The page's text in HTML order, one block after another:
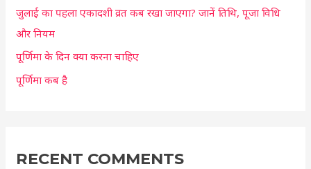
:जुलाई का पहला एकादशी व्रत कब रखा जाएगा? जानें तिथि, पूजा विधि
और नियम
पूर्णिमा के दिन क्या करना चाहिए
पूर्णिमा कब है
RECENT COMMENTS